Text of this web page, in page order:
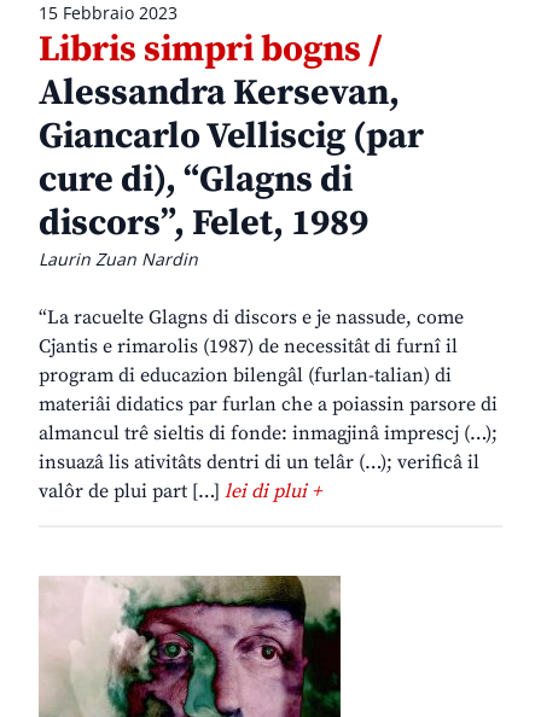
15 Febbraio 2023
Libris simpri bogns /
Alessandra Kersevan,
Giancarlo Velliscig (par
cure di), “Glagns di
discors”, Felet, 1989
Laurin Zuan Nardin
“La racuelte Glagns di discors e je nassude, come
Cjantis e rimarolis (1987) de necessitât di furnî il
program di educazion bilengâl (furlan-talian) di
materiâi didatics par furlan che a poiassin parsore di
almancul trê sieltis di fonde: inmagjinâ imprescj (…);
insuazâ lis ativitâts dentri di un telâr (…); verificâ il
valôr de plui part […] lei di plui +